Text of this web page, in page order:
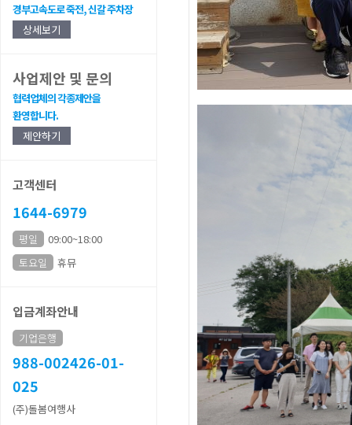
경부고속도로 죽전, 신갈 주차장
상세보기
사업제안 및 문의
협력업체의 각종제안을
환영합니다.
제안하기
고객센터
1644-6979
평일
09:00~18:00
토요일
휴뮤
입금계좌안내
기업은행
988-002426-01-
025
(주)돌봄여행사